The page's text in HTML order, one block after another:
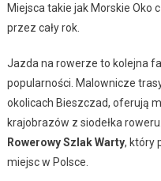
Miejsca takie jak Morskie Oko
przez cały rok.
Jazda na rowerze to kolejna
popularności. Malownicze
okolicach Bieszczad, oferują
krajobrazów z siodełka
Rowerowy Szlak Warty, który
miejsc w Polsce.